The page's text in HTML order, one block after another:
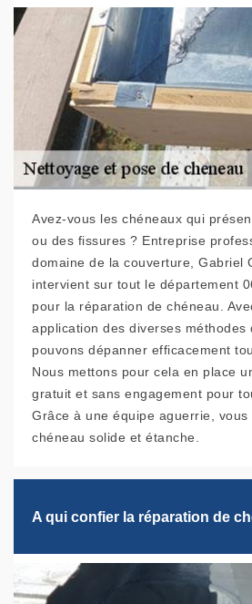
Avez-vous les chéneaux qui
ou des fissures ? Entreprise
domaine de la couverture, Gabriel
intervient sur tout le département
pour la réparation de chéneau.
application des diverses méthodes
pouvons dépanner efficacement
Nous mettons pour cela en place
gratuit et sans engagement pour
Grâce à une équipe aguerrie,
chéneau solide et étanche.
A qui confier la réparation de